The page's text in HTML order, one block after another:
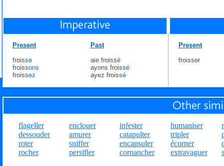
Present
froisse
froissons
froissez
Past
aie froissé
ayons froissé
ayez froissé
Present
froisser
flageller
dessouder
roter
rocher
enclouer
amurer
sniffer
persifler
infester
catapulter
encapsuler
cornancher
humaniser
tripler
écorner
extravaguer